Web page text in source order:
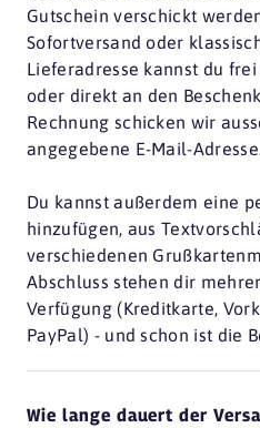
Gutschein verschickt
Sofortversand oder
Lieferadresse kannst du
oder direkt an den
Rechnung schicken wir
angegebene E-Mail-
Du kannst außerdem eine
hinzufügen, aus
verschiedenen
Abschluss stehen dir
Verfügung (Kreditkarte,
PayPal) - und schon ist die
Wie lange dauert der